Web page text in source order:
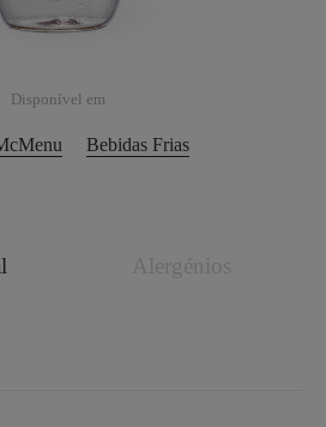
Disponível em
Bebidas Frias